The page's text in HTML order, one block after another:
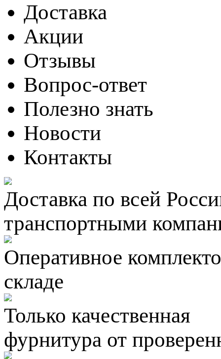
Доставка
Акции
Отзывы
Вопрос-ответ
Полезно знать
Новости
Контакты
Доставка по всей
транспортными
Оперативное
складе
Только качественная
фурнитура от